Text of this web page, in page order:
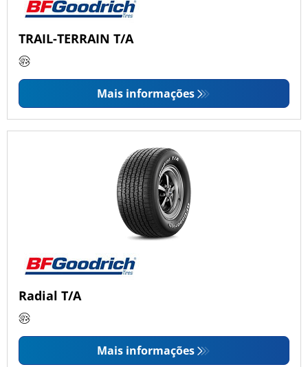
TRAIL-TERRAIN T/A
Mais informações
Radial T/A
Mais informações